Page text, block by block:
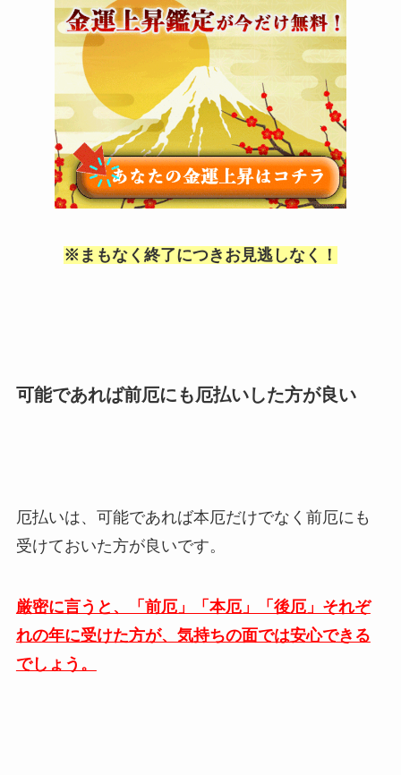
※まもなく終了につきお見逃しなく！
可能であれば前厄にも厄払いした方が良い
厄払いは、可能であれば本厄だけでなく前厄にも
受けておいた方が良いです。
厳密に言うと、「前厄」「本厄」「後厄」それぞ
れの年に受けた方が、気持ちの面では安心できる
でしょう。